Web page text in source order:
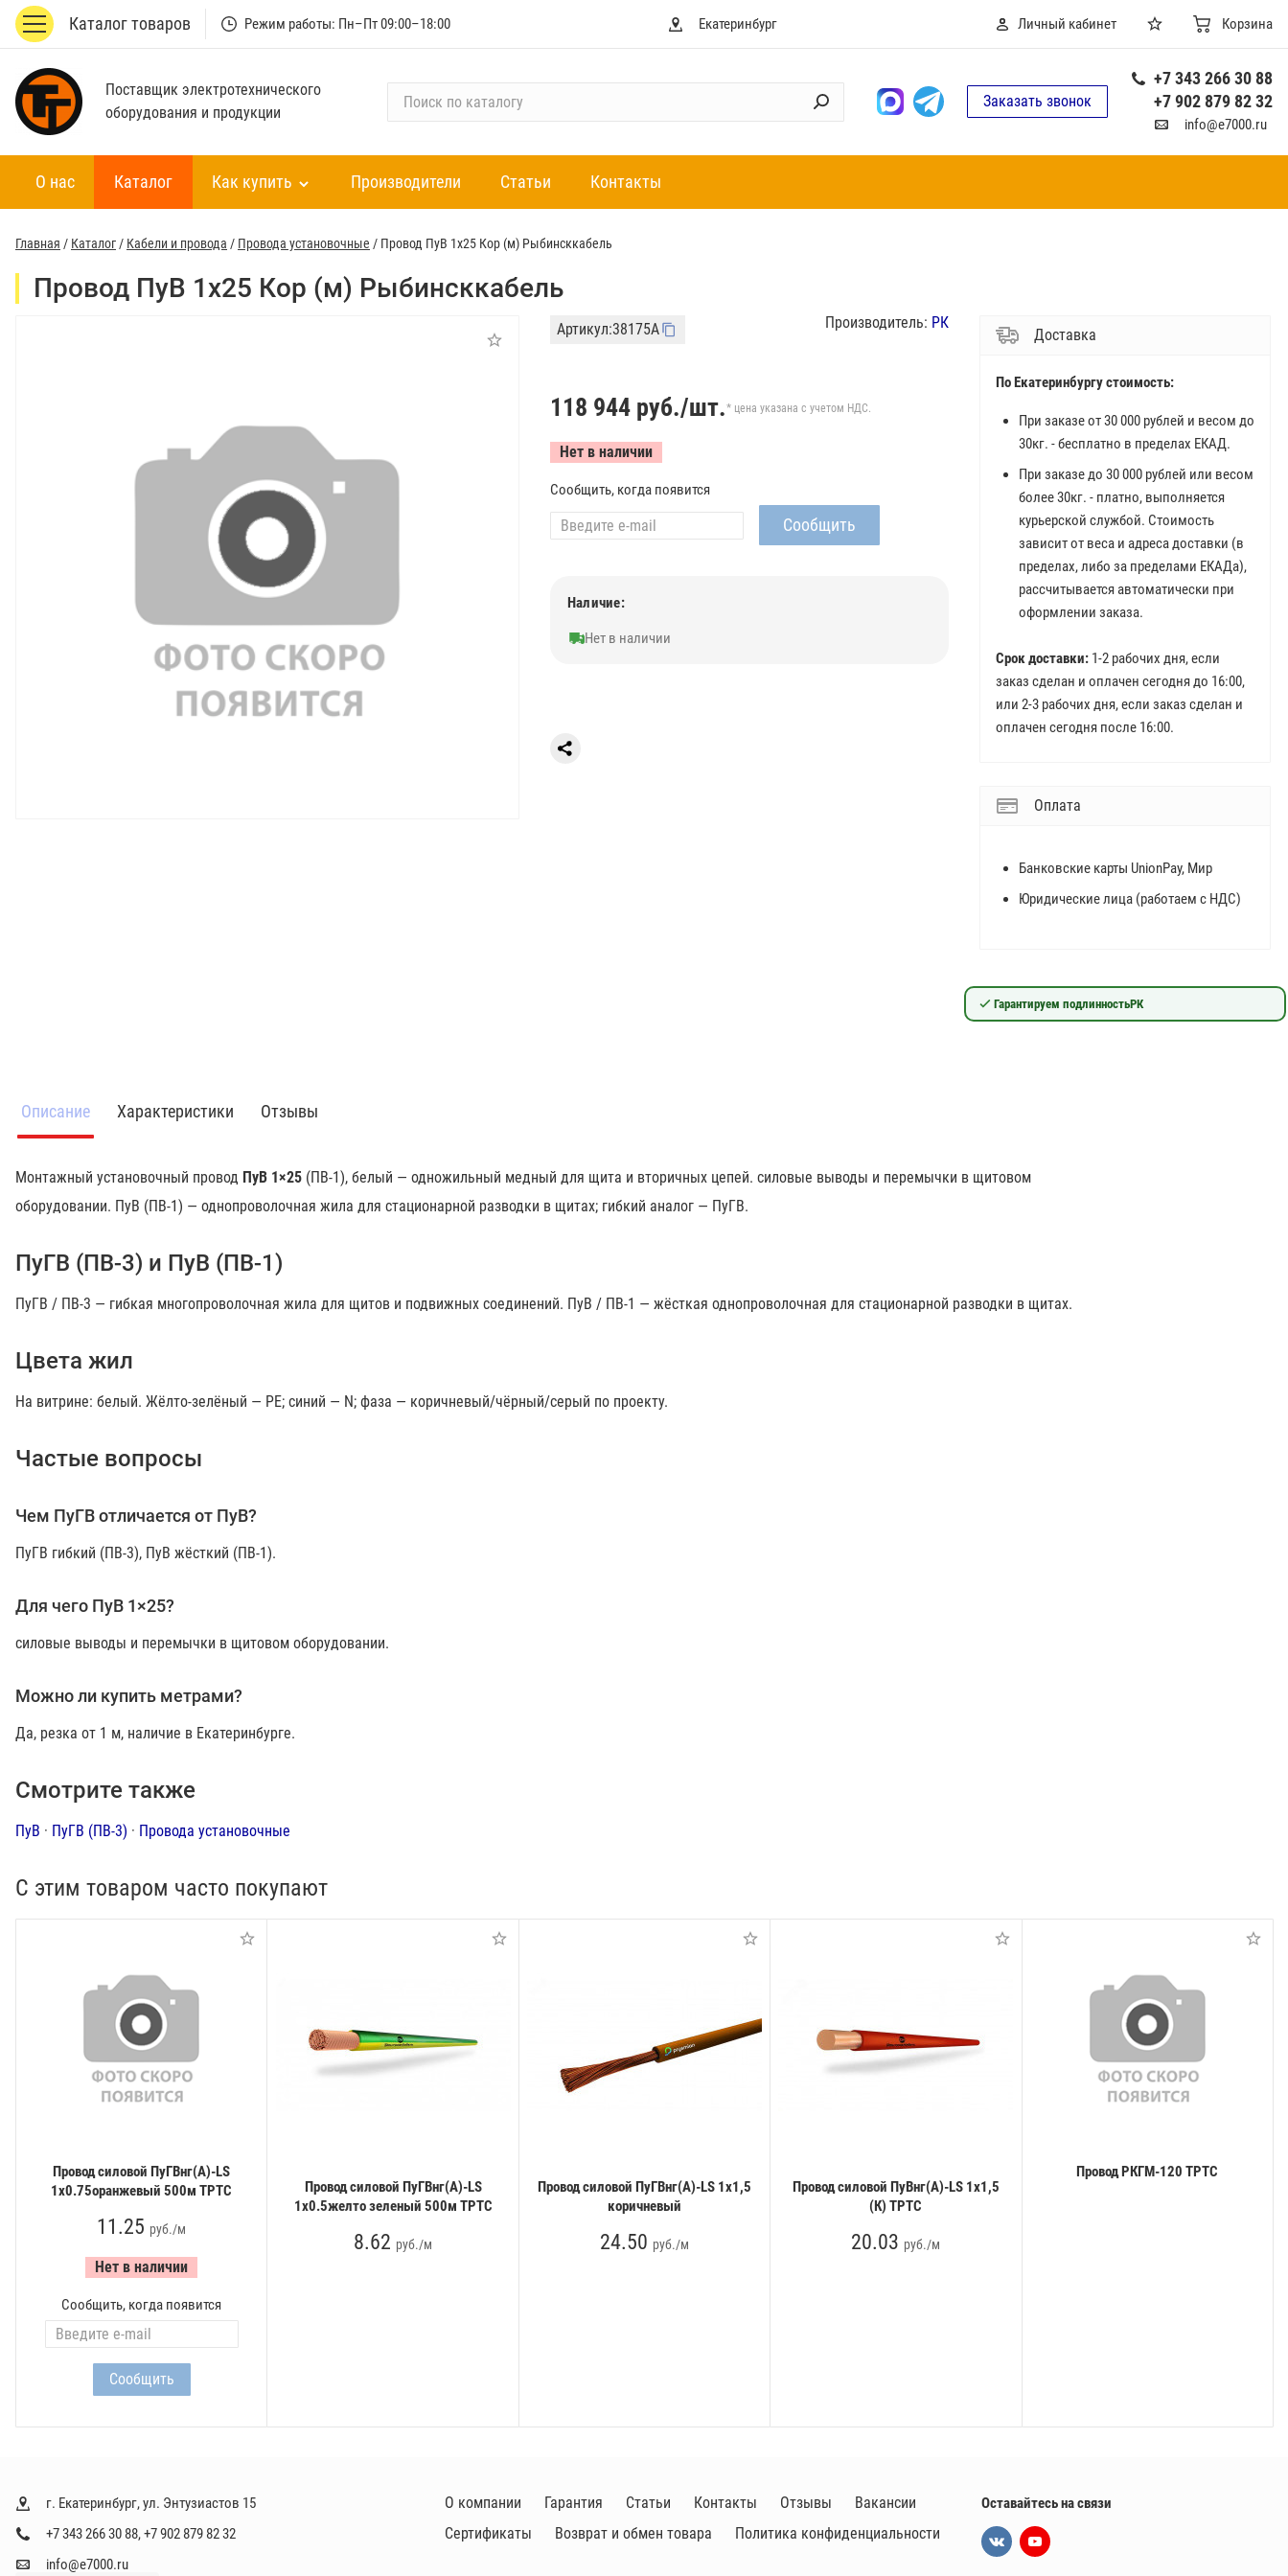
Каталог товаров Режим работы: Пн–Пт 09:00–18:00 Екатеринбург Личный кабинет Корзина
Поставщик электротехнического
оборудования и продукции
с
к
п
к
т
Заказать звонок
+7 343 266 30 88
+7 902 879 82 32
info@e7000.ru
О нас Каталог Как купить Производители Статьи Контакты
Главная / Каталог/ Кабели и провода / Провода установочные / Провод ПуВ 1х25 Кор (м) Рыбинсккабель
Провод ПуВ 1х25 Кор (м) Рыбинсккабель
Артикул:38175А Производитель: РК
118 944 руб./шт.* цена указана с учетом НДС.
Нет в наличии
Сообщить, когда появится
Наличие:
Нет в наличии
Доставка
По Екатеринбургу стоимость:
При заказе от 30 000 рублей и весом до
30кг. - бесплатно в пределах ЕКАД.
При заказе до 30 000 рублей или весом
более 30кг. - платно, выполняется
курьерской службой. Стоимость
зависит от веса и адреса доставки (в
пределах, либо за пределами ЕКАДа),
рассчитывается автоматически при
оформлении заказа.
Срок доставки:1-2 рабочих дня, если
заказ сделан и оплачен сегодня до 16:00,
или 2-3 рабочих дня, если заказ сделан и
оплачен сегодня после 16:00.
Оплата
Банковские карты UnionPay, Мир
Юридические лица (работаем с НДС)
Гарантируем подлинностьРК
Описание Характеристики Отзывы
Монтажный установочный провод ПуВ 1×25 (ПВ-1), белый — одножильный медный для щита и вторичных цепей. силовые выводы и перемычки в щитовом
оборудовании. ПуВ (ПВ-1) — однопроволочная жила для стационарной разводки в щитах; гибкий аналог — ПуГВ.
ПуГВ (ПВ-3) и ПуВ (ПВ-1)
ПуГВ / ПВ-3 — гибкая многопроволочная жила для щитов и подвижных соединений. ПуВ / ПВ-1 — жёсткая однопроволочная для стационарной разводки в щитах.
Цвета жил
На витрине: белый. Жёлто-зелёный — PE; синий — N; фаза — коричневый/чёрный/серый по проекту.
Частые вопросы
Чем ПуГВ отличается от ПуВ?
ПуГВ гибкий (ПВ-3), ПуВ жёсткий (ПВ-1).
Для чего ПуВ 1×25?
силовые выводы и перемычки в щитовом оборудовании.
Можно ли купить метрами?
Да, резка от 1 м, наличие в Екатеринбурге.
Смотрите также
ПуВ · ПуГВ (ПВ-3) · Провода установочные
С этим товаром часто покупают
Провод силовой ПуГВнг(А)-LS
1х0.75оранжевый 500м ТРТС
11.25 руб./м
Нет в наличии
Сообщить, когда появится
Провод силовой ПуГВнг(А)-LS
1х0.5желто зеленый 500м ТРТС
8.62 руб./м
Провод силовой ПуГВнг(А)-LS 1х1,5
коричневый
24.50 руб./м
Провод силовой ПуВнг(А)-LS 1х1,5
(К) ТРТС
20.03 руб./м
Провод РКГМ-120 ТРТС
г. Екатеринбург, ул. Энтузиастов 15
+7 343 266 30 88,+7 902 879 82 32
info@e7000.ru
О компании Гарантия Статьи Контакты Отзывы
Вакансии
Сертификаты
Возврат и обмен товара Политика конфиденциальности
Оставайтесь на связи